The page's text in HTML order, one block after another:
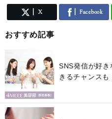
X Facebook
おすすめ記事
SNS発信が好
きるチャンス